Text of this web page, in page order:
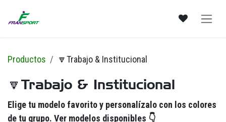
Productos 🔽Trabajo & Institucional
🔽Trabajo & Institucional
Elige tu modelo favorito y personalízalo con los colores
de tu grupo. Ver modelos disponibles 👇